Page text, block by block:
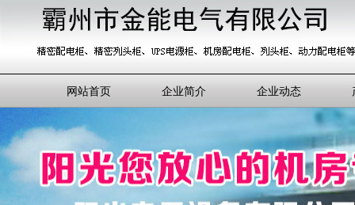
网站首页 企业简介 企业动态